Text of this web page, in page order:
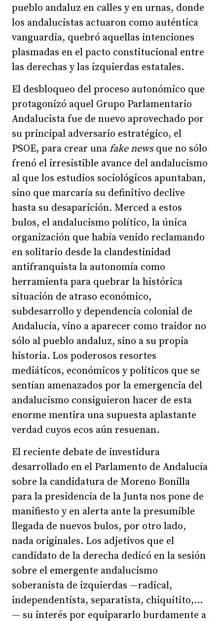
pueblo andaluz en calles y en urnas, donde
los andalucistas actuaron como auténtica
vanguardia, quebró aquellas intenciones
plasmadas en el pacto constitucional entre
las derechas y las izquierdas estatales.
El desbloqueo del proceso autonómico que
protagonizó aquel Grupo Parlamentario
Andalucista fue de nuevo aprovechado por
su principal adversario estratégico, el
PSOE, para crear una fake newsque no sólo
frenó el irresistible avance del andalucismo
al que los estudios sociológicos apuntaban,
sino que marcaría su definitivo declive
hasta su desaparición. Merced a estos
bulos, el andalucismo político, la única
organización que había venido reclamando
en solitario desde la clandestinidad
antifranquista la autonomía como
herramienta para quebrar la histórica
situación de atraso económico,
subdesarrollo y dependencia colonial de
Andalucía, vino a aparecer como traidor no
sólo al pueblo andaluz, sino a su propia
historia. Los poderosos resortes
mediáticos, económicos y políticos que se
sentían amenazados por la emergencia del
andalucismo consiguieron hacer de esta
enorme mentira una supuesta aplastante
verdad cuyos ecos aún resuenan.
El reciente debate de investidura
desarrollado en el Parlamento de Andalucía
sobre la candidatura de Moreno Bonilla
para la presidencia de la Junta nos pone de
manifiesto y en alerta ante la presumible
llegada de nuevos bulos, por otro lado,
nada originales. Los adjetivos que el
candidato de la derecha dedicó en la sesión
sobre el emergente andalucismo
soberanista de izquierdas —radical,
independentista, separatista, chiquitito,…
— su interés por equipararlo burdamente a